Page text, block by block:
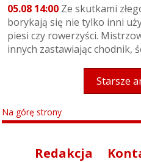
05.08 14:00 Ze skutkami
borykają się nie tylko inni
piesi czy rowerzyści.
innych zastawiając chodnik,
Starsze
Na górę strony
Redakcja